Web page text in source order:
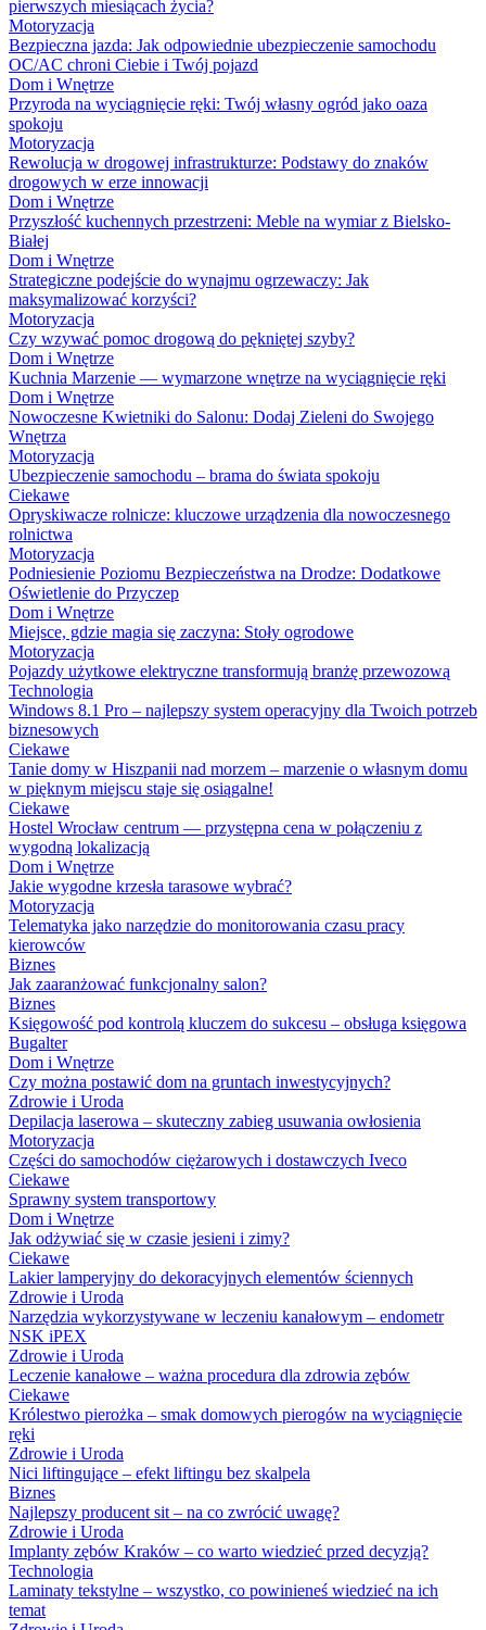
pierwszych miesiącach życia?
Motoryzacja
Bezpieczna jazda: Jak odpowiednie ubezpieczenie samochodu
OC/AC chroni Ciebie i Twój pojazd
Dom i Wnętrze
Przyroda na wyciągnięcie ręki: Twój własny ogród jako oaza
spokoju
Motoryzacja
Rewolucja w drogowej infrastrukturze: Podstawy do znaków
drogowych w erze innowacji
Dom i Wnętrze
Przyszłość kuchennych przestrzeni: Meble na wymiar z Bielsko-
Białej
Dom i Wnętrze
Strategiczne podejście do wynajmu ogrzewaczy: Jak
maksymalizować korzyści?
Motoryzacja
Czy wzywać pomoc drogową do pękniętej szyby?
Dom i Wnętrze
Kuchnia Marzenie — wymarzone wnętrze na wyciągnięcie ręki
Dom i Wnętrze
Nowoczesne Kwietniki do Salonu: Dodaj Zieleni do Swojego
Wnętrza
Motoryzacja
Ubezpieczenie samochodu – brama do świata spokoju
Ciekawe
Opryskiwacze rolnicze: kluczowe urządzenia dla nowoczesnego
rolnictwa
Motoryzacja
Podniesienie Poziomu Bezpieczeństwa na Drodze: Dodatkowe
Oświetlenie do Przyczep
Dom i Wnętrze
Miejsce, gdzie magia się zaczyna: Stoły ogrodowe
Motoryzacja
Pojazdy użytkowe elektryczne transformują branżę przewozową
Technologia
Windows 8.1 Pro – najlepszy system operacyjny dla Twoich potrzeb
biznesowych
Ciekawe
Tanie domy w Hiszpanii nad morzem – marzenie o własnym domu
w pięknym miejscu staje się osiągalne!
Ciekawe
Hostel Wrocław centrum — przystępna cena w połączeniu z
wygodną lokalizacją
Dom i Wnętrze
Jakie wygodne krzesła tarasowe wybrać?
Motoryzacja
Telematyka jako narzędzie do monitorowania czasu pracy
kierowców
Biznes
Jak zaaranżować funkcjonalny salon?
Biznes
Księgowość pod kontrolą kluczem do sukcesu – obsługa księgowa
Bugalter
Dom i Wnętrze
Czy można postawić dom na gruntach inwestycyjnych?
Zdrowie i Uroda
Depilacja laserowa – skuteczny zabieg usuwania owłosienia
Motoryzacja
Części do samochodów ciężarowych i dostawczych Iveco
Ciekawe
Sprawny system transportowy
Dom i Wnętrze
Jak odżywiać się w czasie jesieni i zimy?
Ciekawe
Lakier lamperyjny do dekoracyjnych elementów ściennych
Zdrowie i Uroda
Narzędzia wykorzystywane w leczeniu kanałowym – endometr
NSK iPEX
Zdrowie i Uroda
Leczenie kanałowe – ważna procedura dla zdrowia zębów
Ciekawe
Królestwo pierożka – smak domowych pierogów na wyciągnięcie
ręki
Zdrowie i Uroda
Nici liftingujące – efekt liftingu bez skalpela
Biznes
Najlepszy producent sit – na co zwrócić uwagę?
Zdrowie i Uroda
Implanty zębów Kraków – co warto wiedzieć przed decyzją?
Technologia
Laminaty tekstylne – wszystko, co powinieneś wiedzieć na ich
temat